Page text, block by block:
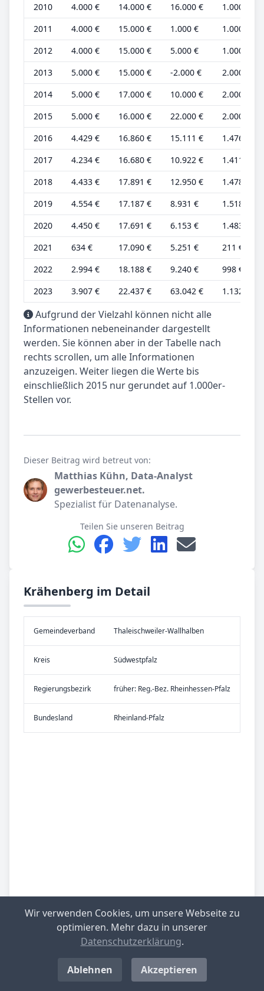
2010
4.000 € 14.000 € 16.000 €
1.000 €
2011
4.000 € 15.000 € 1.000 €
1.000 €
2012
4.000 € 15.000 € 5.000 €
1.000 €
2013
5.000 € 15.000 € -2.000 €
2.000 €
2014
5.000 € 17.000 € 10.000 €
2.000 €
2015
5.000 € 16.000 € 22.000 €
2.000 €
2016
4.429 € 16.860 € 15.111 €
1.476 €
2017
4.234 € 16.680 € 10.922 €
1.411 €
2018
4.433 € 17.891 € 12.950 €
1.478 €
2019
4.554 € 17.187 € 8.931 €
1.518 €
2020
4.450 € 17.691 € 6.153 €
1.483 €
2021
634 € 17.090 € 5.251 €
211 €
2022
2.994 € 18.188 € 9.240 €
998 €
2023
3.907 € 22.437 € 63.042 € 1.132 €
Aufgrund der Vielzahl können nicht alle
Informationen nebeneinander dargestellt
werden. Sie können aber in der Tabelle nach
rechts scrollen, um alle Informationen
anzuzeigen. Weiter liegen die Werte bis
einschließlich 2015 nur gerundet auf 1.000er-
Stellen vor.
Dieser Beitrag wird betreut von:
Matthias Kühn, Data-Analyst
gewerbesteuer.net.
Spezialist für Datenanalyse.
Teilen Sie unseren Beitrag
Krähenberg im Detail
Gemeinde­verband Thaleischweiler-Wallhalben
Kreis Südwestpfalz
Re­gier­ungs­bezirk früher: Reg.-Bez. Rheinhessen-Pfalz
Bundes­land Rheinland-Pfalz
Pfalz
Wir verwenden Cookies, um unsere Webseite zu
optimieren. Mehr dazu in unserer
Datenschutzerklärung.
Ablehnen Akzeptieren